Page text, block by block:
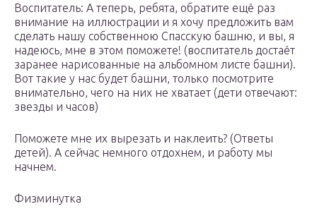
Воспитатель: А теперь, ребята, обратите ещё раз
внимание на иллюстрации и я хочу предложить вам
сделать нашу собственною Спасскую башню, и вы, я
надеюсь, мне в этом поможете! (воспитатель достаёт
заранее нарисованные на альбомном листе башни).
Вот такие у нас будет башни, только посмотрите
внимательно, чего на них не хватает (дети отвечают:
звезды и часов)
Поможете мне их вырезать и наклеить? (Ответы
детей). А сейчас немного отдохнем, и работу мы
начнем.
Физминутка